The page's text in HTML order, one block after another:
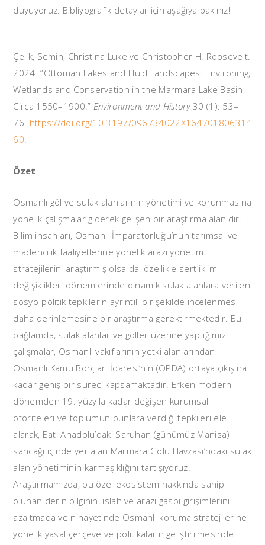
duyuyoruz. Bibliyografik detaylar için aşağıya bakınız!
Çelik, Semih, Christina Luke ve Christopher H. Roosevelt.
2024. “Ottoman Lakes and Fluid Landscapes: Environing,
Wetlands and Conservation in the Marmara Lake Basin,
Circa 1550–1900.” Environment and History30 (1): 53–
76. https://doi.org/10.3197/096734022X164701806314
60.
Özet
Osmanlı göl ve sulak alanlarının yönetimi ve korunmasına
yönelik çalışmalar giderek gelişen bir araştırma alanıdır.
Bilim insanları, Osmanlı İmparatorluğu’nun tarımsal ve
madencilik faaliyetlerine yönelik arazi yönetimi
stratejilerini araştırmış olsa da, özellikle sert iklim
değişiklikleri dönemlerinde dinamik sulak alanlara verilen
sosyo-politik tepkilerin ayrıntılı bir şekilde incelenmesi
daha derinlemesine bir araştırma gerektirmektedir. Bu
bağlamda, sulak alanlar ve göller üzerine yaptığımız
çalışmalar, Osmanlı vakıflarının yetki alanlarından
Osmanlı Kamu Borçları İdaresi’nin (OPDA) ortaya çıkışına
kadar geniş bir süreci kapsamaktadır. Erken modern
dönemden 19. yüzyıla kadar değişen kurumsal
otoriteleri ve toplumun bunlara verdiği tepkileri ele
alarak, Batı Anadolu’daki Saruhan (günümüz Manisa)
sancağı içinde yer alan Marmara Gölü Havzası’ndaki sulak
alan yönetiminin karmaşıklığını tartışıyoruz.
Araştırmamızda, bu özel ekosistem hakkında sahip
olunan derin bilginin, ıslah ve arazi gaspı girişimlerini
azaltmada ve nihayetinde Osmanlı koruma stratejilerine
yönelik yasal çerçeve ve politikaların geliştirilmesinde